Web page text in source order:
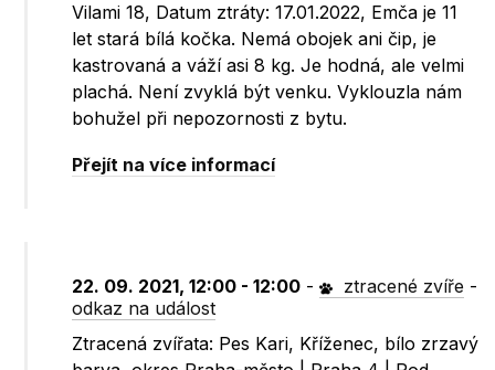
Vilami 18, Datum ztráty: 17.01.2022, Emča je 11
let stará bílá kočka. Nemá obojek ani čip, je
kastrovaná a váží asi 8 kg. Je hodná, ale velmi
plachá. Není zvyklá být venku. Vyklouzla nám
bohužel při nepozornosti z bytu.
Přejít na více informací
22. 09. 2021, 12:00 - 12:00 - ztracené zvíře -
odkaz na událost
Ztracená zvířata: Pes Kari, Kříženec, bílo zrzavý